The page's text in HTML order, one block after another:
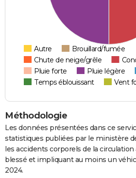
Autre
Brouillard/fumée
Chute de neige/grêle
Pluie forte
Pluie légère
Temps éblouissant
Vent
Méthodologie
Les données présentées dans ce
statistiques publiées par le ministère
les accidents corporels de la
blessé et impliquant au moins un
2024.